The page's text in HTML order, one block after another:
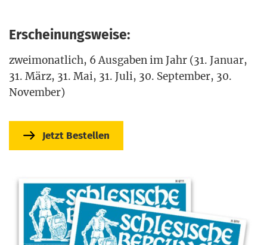
Erscheinungsweise:
zwei­mo­nat­lich, 6 Aus­ga­ben imJahr (31. Janu­ar,
31. März, 31. Mai, 31. Juli, 30. Sep­tem­ber, 30.
November)
Jetzt Bestel­len